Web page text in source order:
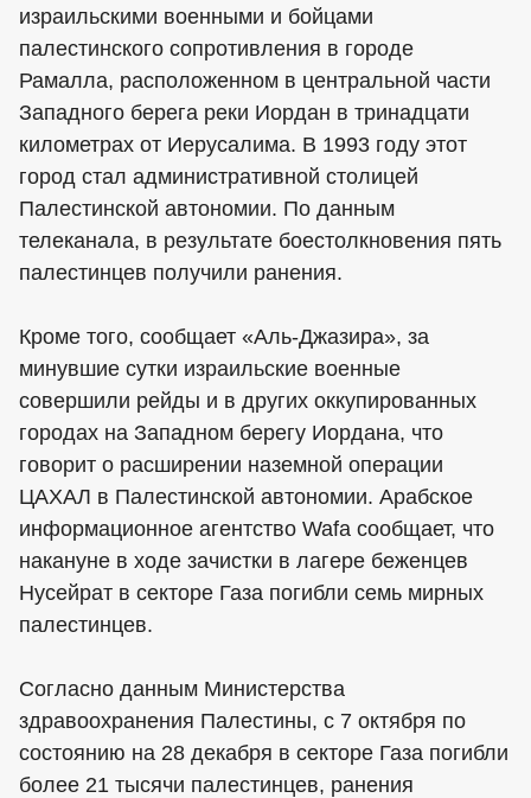
израильскими военными и бойцами
палестинского сопротивления в городе
Рамалла, расположенном в центральной части
Западного берега реки Иордан в тринадцати
километрах от Иерусалима. В 1993 году этот
город стал административной столицей
Палестинской автономии. По данным
телеканала, в результате боестолкновения пять
палестинцев получили ранения.
Кроме того, сообщает «Аль-Джазира», за
минувшие сутки израильские военные
совершили рейды и в других оккупированных
городах на Западном берегу Иордана, что
говорит о расширении наземной операции
ЦАХАЛ в Палестинской автономии. Арабское
информационное агентство Wafa сообщает, что
накануне в ходе зачистки в лагере беженцев
Нусейрат в секторе Газа погибли семь мирных
палестинцев.
Согласно данным Министерства
здравоохранения Палестины, с 7 октября по
состоянию на 28 декабря в секторе Газа погибли
более 21 тысячи палестинцев, ранения